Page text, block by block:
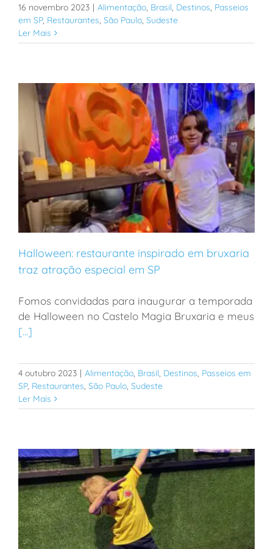
16 novembro 2023 | Alimentação, Brasil, Destinos, Passeios
em SP, Restaurantes, São Paulo, Sudeste
Ler Mais
Halloween: restaurante inspirado em bruxaria traz
atração especial em SP
Halloween: restaurante inspirado em bruxaria
traz atração especial em SP
Fomos convidadas para inaugurar a temporada
de Halloween no Castelo Magia Bruxaria e meus
[...]
4 outubro 2023 | Alimentação, Brasil, Destinos, Passeios em
SP, Restaurantes, São Paulo, Sudeste
Ler Mais